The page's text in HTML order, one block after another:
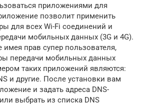
приложениями для
позволит применить
для всех Wi-Fi соединений и
мобильных данных (3G и 4G).
прав супер пользователя,
передачи мобильных данных
таких приложений являются:
и другие. После установки вам
и задать адреса DNS-
выбрать из списка DNS